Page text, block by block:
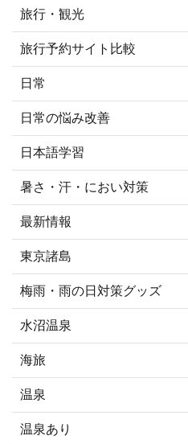
旅行・観光
旅行予約サイト比較
日常
日常の悩み改善
日本語学習
暑さ・汗・におい対策
最新情報
東京諸島
梅雨・雨の日対策グッズ
水沼温泉
海旅
温泉
温泉あり